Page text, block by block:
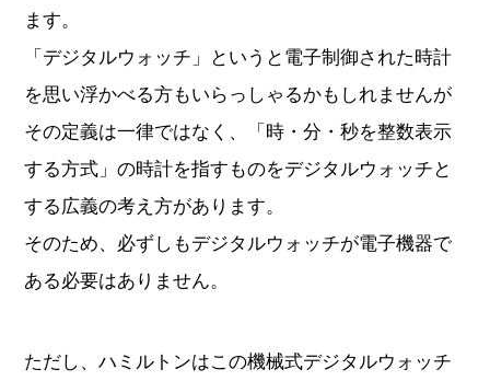
ます。
「デジタルウォッチ」というと電子制御された時計
を思い浮かべる方もいらっしゃるかもしれませんが
その定義は一律ではなく、「時・分・秒を整数表示
する方式」の時計を指すものをデジタルウォッチと
する広義の考え方があります。
そのため、必ずしもデジタルウォッチが電子機器で
ある必要はありません。
ただし、ハミルトンはこの機械式デジタルウォッチ